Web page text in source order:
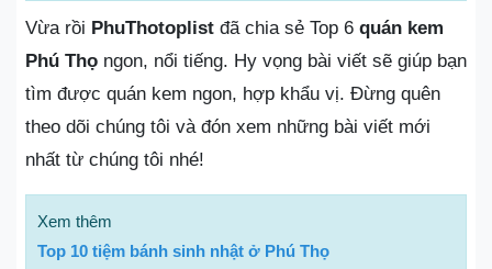
Vừa rồi PhuThotoplist đã chia sẻ Top 6 quán kem
Phú Thọ ngon, nổi tiếng. Hy vọng bài viết sẽ giúp bạn
tìm được quán kem ngon, hợp khẩu vị. Đừng quên
theo dõi chúng tôi và đón xem những bài viết mới
nhất từ chúng tôi nhé!
Xem thêm
Top 10 tiệm bánh sinh nhật ở Phú Thọ